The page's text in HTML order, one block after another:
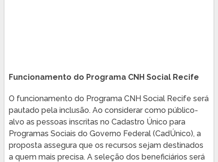
Funcionamento do Programa CNH Social Recife
O funcionamento do Programa CNH Social Recife será
pautado pela inclusão. Ao considerar como público-
alvo as pessoas inscritas no Cadastro Único para
Programas Sociais do Governo Federal (CadÚnico), a
proposta assegura que os recursos sejam destinados
a quem mais precisa. A seleção dos beneficiários será